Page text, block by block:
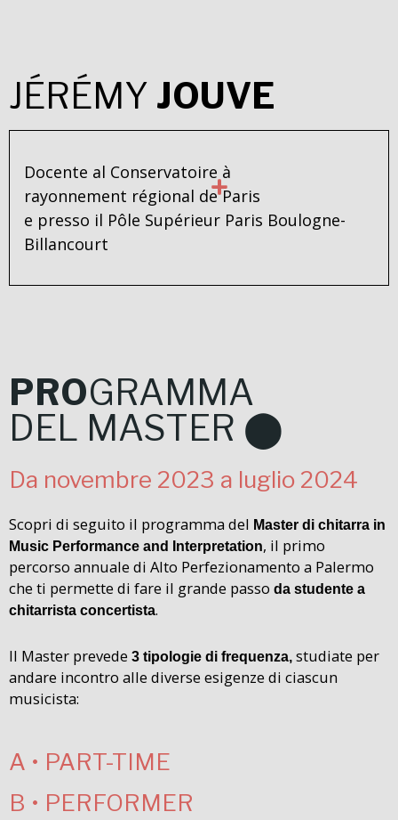
JÉRÉMY JOUVE
Docente al Conservatoire à
rayonnement régional de Paris
e presso il Pôle Supérieur Paris Boulogne-
Billancourt
PROGRAMMA
DEL MASTER ⬤
Da novembre 2023 a luglio 2024
Scopri di seguito il programma del Master di chitarra in
Music Performance and Interpretation, il primo
percorso annuale di Alto Perfezionamento a Palermo
che ti permette di fare il grande passo da studente a
chitarrista concertista.
Il Master prevede 3 tipologie di frequenza, studiate per
andare incontro alle diverse esigenze di ciascun
musicista:
A • PART-TIME
B • PERFORMER